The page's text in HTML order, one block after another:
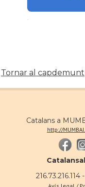
Tornar al capdemunt
Catalans a
http://
216.73.216.114